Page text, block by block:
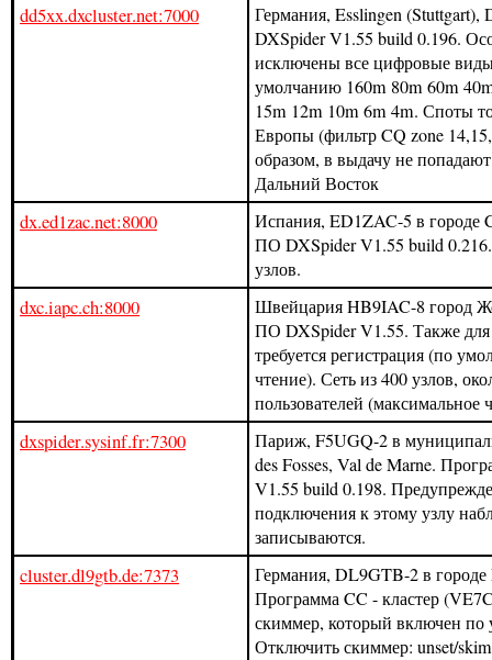
dd5xx.dxcluster.net:7000
Германия, Esslingen
DXSpider V1.55 build 0.196.
исключены все цифровые
умолчанию 160m 80m 60m
15m 12m 10m 6m 4m. Споты
Европы (фильтр CQ zone
образом, в выдачу не
Дальний Восток
dx.ed1zac.net:8000
Испания, ED1ZAC-5 в городе
ПО DXSpider V1.55 build
узлов.
dxc.iapc.ch:8000
Швейцария HB9IAC-8 город
ПО DXSpider V1.55. Также для
требуется регистрация (по
чтение). Сеть из 400 узлов,
пользователей (максимальное
dxspider.sysinf.fr:7300
Париж, F5UGQ-2 в
des Fosses, Val de Marne.
V1.55 build 0.198.
подключения к этому узлу
записываются.
cluster.dl9gtb.de:7373
Германия, DL9GTB-2 в городе
Программа CC - кластер
скиммер, который включен
Отключить скиммер: unset/